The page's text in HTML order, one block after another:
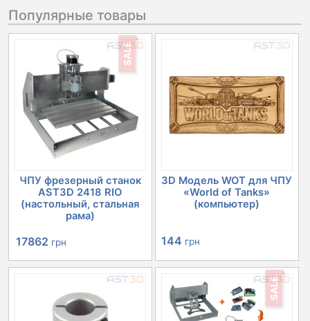
Популярные товары
SALE
ЧПУ фрезерный станок
AST3D 2418 RIO
(настольный, стальная
рама)
Первоначальная
цена
20152 грн.
17862 грн
цена:
17862 грн.
3D Модель WOT для ЧПУ
«World of Tanks»
(компьютер)
144 грн
SALE